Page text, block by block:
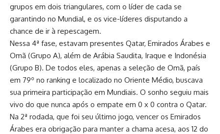
grupos em dois triangulares, com o líder de cada se
garantindo no Mundial, e os vice-líderes disputando a
chance de ir à repescagem.
Nessa 4ª fase, estavam presentes Qatar, Emirados Árabes e
Omã (Grupo A), além de Arábia Saudita, Iraque e Indonésia
(Grupo B). De todos eles, apenas a seleção de Omã, país
em 79º no ranking e localizado no Oriente Médio, buscava
sua primeira participação em Mundiais. O sonho seguiu mais
vivo do que nunca após o empate em 0 x 0 contra o Qatar.
Na 2ª rodada, que foi seu último jogo, vencer os Emirados
Árabes era obrigação para manter a chama acesa, aos 12 do